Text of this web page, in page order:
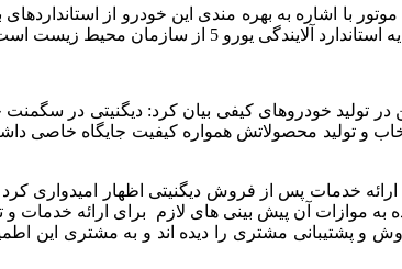
یورو 5 از سازمان محیط زیست است.
در تولید خودروهای کیفی بیان کرد: دیگنیتی در
و تولید محصولاتش همواره کیفیت جایگاه خاصی
خدمات پس از فروش دیگنیتی اظهار
به موازات آن پیش بینی های لازم برای ارائه